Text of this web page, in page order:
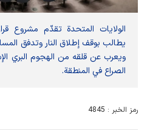
الولايات المتحدة تقدّم مشروع
يطالب بوقف إطلاق النار وتدفق
ويعرب عن قلقه من الهجوم البري
الصراع في المنطقة.
رمز الخبر : 4845